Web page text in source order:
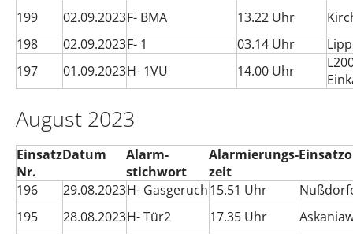
199
02.09.2023F- BMA 13.22 Uhr
198
02.09.2023F- 1 03.14 Uhr
197
01.09.2023H- 1VU 14.00 Uhr
August 2023
Einsatz
Nr.
Datum
Alarm-
stichwort
Alarmierungs-
zeit
196 29.08.2023H- Gasgeruch15.51 Uhr
195
28.08.2023H- Tür2 17.35 Uhr